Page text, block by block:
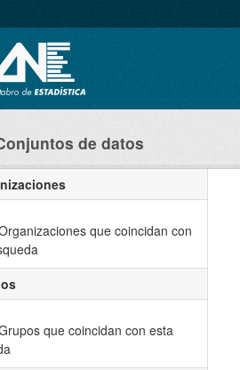
de datos
que coincidan con
que coincidan con esta